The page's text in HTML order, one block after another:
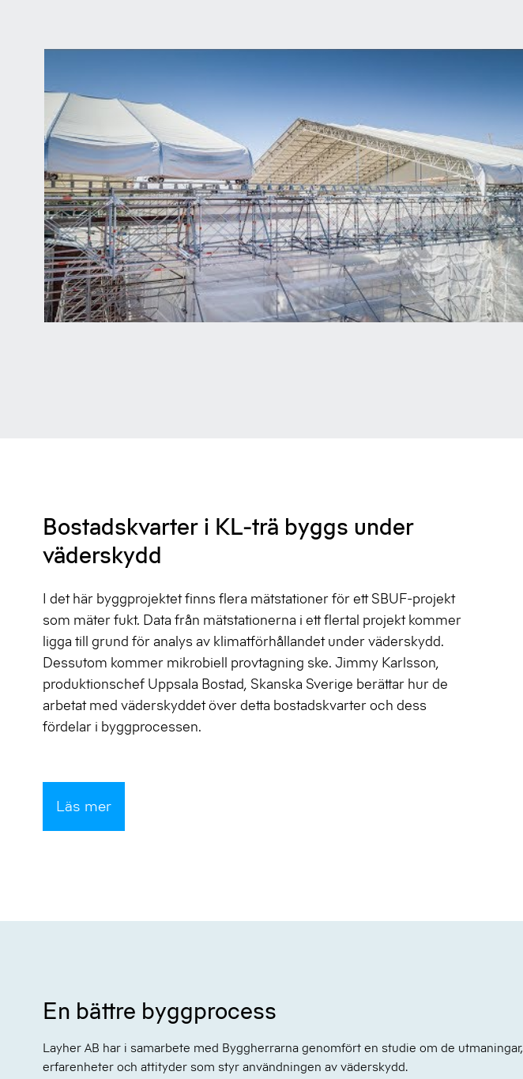
Bostadskvarter i KL-trä byggs under
väderskydd
I det här byggprojektet finns flera mätstationer för ett SBUF-projekt
som mäter fukt. Data från mätstationerna i ett flertal projekt kommer
ligga till grund för analys av klimatförhållandet under väderskydd.
Dessutom kommer mikrobiell provtagning ske. Jimmy Karlsson,
produktionschef Uppsala Bostad, Skanska Sverige berättar hur de
arbetat med väderskyddet över detta bostadskvarter och dess
fördelar i byggprocessen.
Läs mer
En bättre byggprocess
Layher AB har i samarbete med Byggherrarna genomfört en studie om de utmaningar,
erfarenheter och attityder som styr användningen av väderskydd.